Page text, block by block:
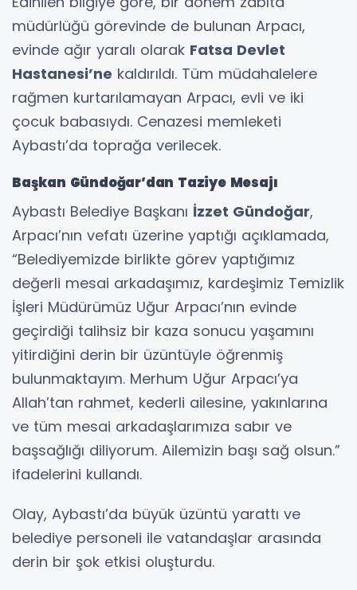
müdürlüğü görevinde de bulunan Arpacı,
evinde ağır yaralı olarak Fatsa Devlet
Hastanesi’ne kaldırıldı. Tüm müdahalelere
rağmen kurtarılamayan Arpacı, evli ve iki
çocuk babasıydı. Cenazesi memleketi
Aybastı’da toprağa verilecek.
Başkan Gündoğar’dan Taziye Mesajı
Aybastı Belediye Başkanı İzzet Gündoğar,
Arpacı’nın vefatı üzerine yaptığı açıklamada,
“Belediyemizde birlikte görev yaptığımız
değerli mesai arkadaşımız, kardeşimiz Temizlik
İşleri Müdürümüz Uğur Arpacı’nın evinde
geçirdiği talihsiz bir kaza sonucu yaşamını
yitirdiğini derin bir üzüntüyle öğrenmiş
bulunmaktayım. Merhum Uğur Arpacı’ya
Allah’tan rahmet, kederli ailesine, yakınlarına
ve tüm mesai arkadaşlarımıza sabır ve
başsağlığı diliyorum. Ailemizin başı sağ olsun.”
ifadelerini kullandı.
Olay, Aybastı’da büyük üzüntü yarattı ve
belediye personeli ile vatandaşlar arasında
derin bir şok etkisi oluşturdu.